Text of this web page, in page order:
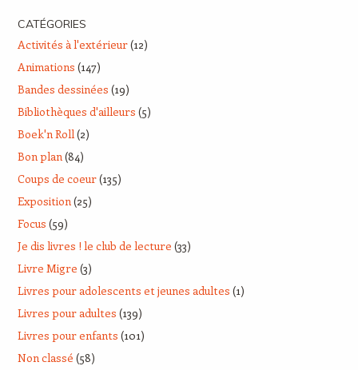
CATÉGORIES
Activités à l'extérieur(12)
Animations (147)
Bandes dessinées (19)
Bibliothèques d'ailleurs (5)
Boek'n Roll(2)
Bon plan(84)
Coups de coeur(135)
Exposition(25)
Focus (59)
Je dis livres ! le club de lecture (33)
Livre Migre (3)
Livres pour adolescents et jeunes adultes (1)
Livres pour adultes (139)
Livres pour enfants (101)
Non classé (58)